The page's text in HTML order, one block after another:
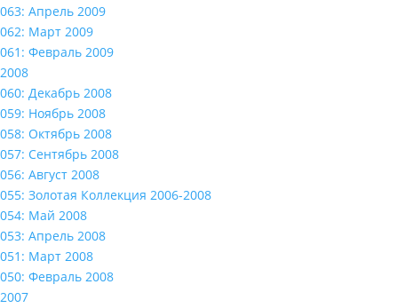
063: Апрель 2009
062: Март 2009
061: Февраль 2009
2008
060: Декабрь 2008
059: Ноябрь 2008
058: Октябрь 2008
057: Сентябрь 2008
056: Август 2008
055: Золотая Коллекция 2006-2008
054: Май 2008
053: Апрель 2008
051: Март 2008
050: Февраль 2008
2007